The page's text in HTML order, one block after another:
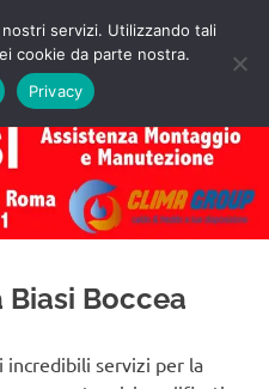
MENU
Boccea
incredibili servizi per la
servizi. Utilizzando tali
cookie da parte nostra.
Privacy